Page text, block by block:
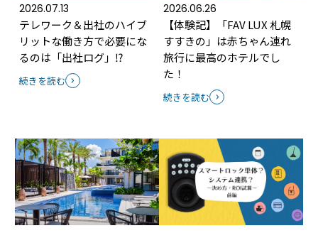
2026.07.13
テレワーク＆出社のハイブ
リットな働き方で必要にな
るのは「出社ログ」⁉
続きを読む
2026.06.26
【体験記】「FAV LUX 札幌
すすきの」は赤ちゃん連れ
旅行に最高のホテルでし
た！
続きを読む